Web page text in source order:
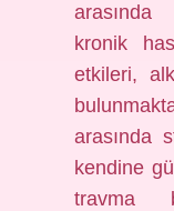
kronik
etkileri,
arasında
kendine
travma